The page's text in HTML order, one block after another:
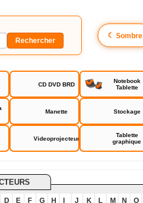
☾ Sombre
CD DVD BRD
Notebook
Tablette
Manette Stockage
Videoprojecteur
Tablette
graphique
D E F G H J K L M N O